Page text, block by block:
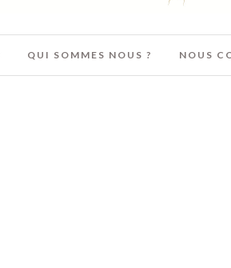
QUI SOMMES NOUS ? NOUS